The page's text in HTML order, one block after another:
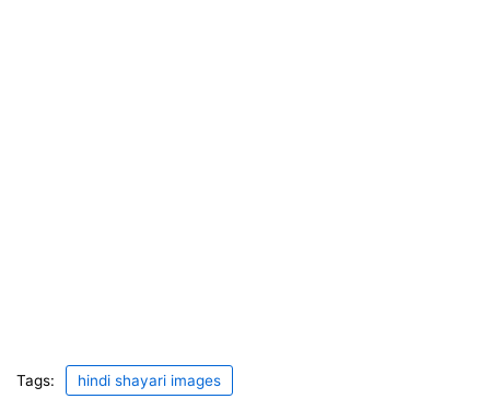
Tags: hindi shayari images